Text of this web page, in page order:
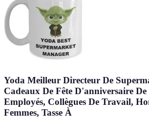
Yoda Meilleur Directeur De
Cadeaux De Fête D'anniversaire
Employés, Collègues De Travail,
Femmes, Tasse À